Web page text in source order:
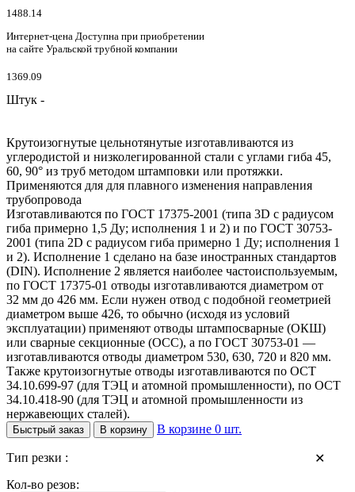
1488.14
Интернет-цена Доступна при приобретении
на сайте Уральской трубной компании
1369.09
Штук -
Крутоизогнутые цельнотянутые изготавливаются из
углеродистой и низколегированной стали с углами гиба 45,
60, 90° из труб методом штамповки или протяжки.
Применяются для для плавного изменения направления
трубопровода
Изготавливаются по ГОСТ 17375-2001 (типа 3D с радиусом
гиба примерно 1,5 Ду; исполнения 1 и 2) и по ГОСТ 30753-
2001 (типа 2D с радиусом гиба примерно 1 Ду; исполнения 1
и 2). Исполнение 1 сделано на базе иностранных стандартов
(DIN). Исполнение 2 является наиболее частоиспользуемым,
по ГОСТ 17375-01 отводы изготавливаются диаметром от
32 мм до 426 мм. Если нужен отвод с подобной геометрией
диаметром выше 426, то обычно (исходя из условий
эксплуатации) применяют отводы штампосварные (ОКШ)
или сварные секционные (ОСС), а по ГОСТ 30753-01 —
изготавливаются отводы диаметром 530, 630, 720 и 820 мм.
Также крутоизогнутые отводы изготавливаются по ОСТ
34.10.699-97 (для ТЭЦ и атомной промышленности), по ОСТ
34.10.418-90 (для ТЭЦ и атомной промышленности из
нержавеющих сталей).
Быстрый заказ В корзину В корзине 0 шт.
✕
Тип резки :
Кол-во резов: